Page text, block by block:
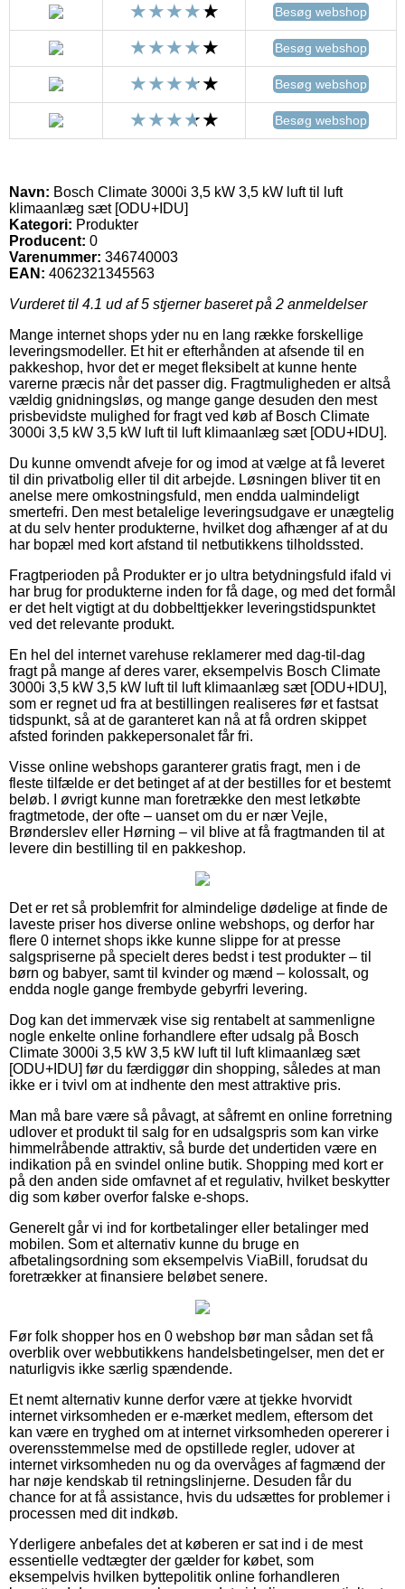
Besøg webshop
Besøg webshop
Besøg webshop
Besøg webshop
Navn: Bosch Climate 3000i 3,5 kW 3,5 kW luft til luft
klimaanlæg sæt [ODU+IDU]
Kategori: Produkter
Producent: 0
Varenummer: 346740003
EAN: 4062321345563
Vurderet til 4.1 ud af 5 stjerner baseret på 2 anmeldelser
Mange internet shops yder nu en lang række forskellige
leveringsmodeller. Et hit er efterhånden at afsende til en
pakkeshop, hvor det er meget fleksibelt at kunne hente
varerne præcis når det passer dig. Fragtmuligheden er altså
vældig gnidningsløs, og mange gange desuden den mest
prisbevidste mulighed for fragt ved køb af Bosch Climate
3000i 3,5 kW 3,5 kW luft til luft klimaanlæg sæt [ODU+IDU].
Du kunne omvendt afveje for og imod at vælge at få leveret
til din privatbolig eller til dit arbejde. Løsningen bliver tit en
anelse mere omkostningsfuld, men endda ualmindeligt
smertefri. Den mest betalelige leveringsudgave er unægtelig
at du selv henter produkterne, hvilket dog afhænger af at du
har bopæl med kort afstand til netbutikkens tilholdssted.
Fragtperioden på Produkter er jo ultra betydningsfuld ifald vi
har brug for produkterne inden for få dage, og med det formål
er det helt vigtigt at du dobbelttjekker leveringstidspunktet
ved det relevante produkt.
En hel del internet varehuse reklamerer med dag-til-dag
fragt på mange af deres varer, eksempelvis Bosch Climate
3000i 3,5 kW 3,5 kW luft til luft klimaanlæg sæt [ODU+IDU],
som er regnet ud fra at bestillingen realiseres før et fastsat
tidspunkt, så at de garanteret kan nå at få ordren skippet
afsted forinden pakkepersonalet får fri.
Visse online webshops garanterer gratis fragt, men i de
fleste tilfælde er det betinget af at der bestilles for et bestemt
beløb. I øvrigt kunne man foretrække den mest letkøbte
fragtmetode, der ofte – uanset om du er nær Vejle,
Brønderslev eller Hørning – vil blive at få fragtmanden til at
levere din bestilling til en pakkeshop.
Det er ret så problemfrit for almindelige dødelige at finde de
laveste priser hos diverse online webshops, og derfor har
flere 0 internet shops ikke kunne slippe for at presse
salgspriserne på specielt deres bedst i test produkter – til
børn og babyer, samt til kvinder og mænd – kolossalt, og
endda nogle gange frembyde gebyrfri levering.
Dog kan det immervæk vise sig rentabelt at sammenligne
nogle enkelte online forhandlere efter udsalg på Bosch
Climate 3000i 3,5 kW 3,5 kW luft til luft klimaanlæg sæt
[ODU+IDU] før du færdiggør din shopping, således at man
ikke er i tvivl om at indhente den mest attraktive pris.
Man må bare være så påvagt, at såfremt en online forretning
udlover et produkt til salg for en udsalgspris som kan virke
himmelråbende attraktiv, så burde det undertiden være en
indikation på en svindel online butik. Shopping med kort er
på den anden side omfavnet af et regulativ, hvilket beskytter
dig som køber overfor falske e-shops.
Generelt går vi ind for kortbetalinger eller betalinger med
mobilen. Som et alternativ kunne du bruge en
afbetalingsordning som eksempelvis ViaBill, forudsat du
foretrækker at finansiere beløbet senere.
Før folk shopper hos en 0 webshop bør man sådan set få
overblik over webbutikkens handelsbetingelser, men det er
naturligvis ikke særlig spændende.
Et nemt alternativ kunne derfor være at tjekke hvorvidt
internet virksomheden er e-mærket medlem, eftersom det
kan være en tryghed om at internet virksomheden opererer i
overensstemmelse med de opstillede regler, udover at
internet virksomheden nu og da overvåges af fagmænd der
har nøje kendskab til retningslinjerne. Desuden får du
chance for at få assistance, hvis du udsættes for problemer i
processen med dit indkøb.
Yderligere anbefales det at køberen er sat ind i de mest
essentielle vedtægter der gælder for købet, som
eksempelvis hvilken byttepolitik online forhandleren